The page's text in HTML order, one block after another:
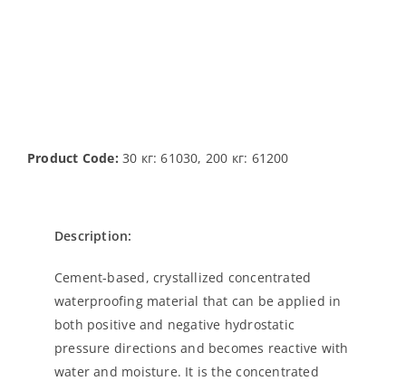
Product Code: 30 кг: 61030, 200 кг: 61200
Description:
Cement-based, crystallized concentrated
waterproofing material that can be applied in
both positive and negative hydrostatic
pressure directions and becomes reactive with
water and moisture. It is the concentrated